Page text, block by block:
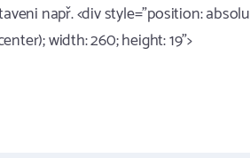
např. <div style="position:
width: 260; height: 19">